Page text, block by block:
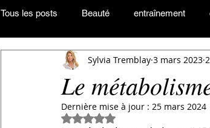
Tous les posts Beauté entraînement
Inspiration Informations Motivation
Le
Sylvia Tremblay 3 mars 2023
Dernière mise à jour : 25 mars 2024
Noté NaN étoiles sur 5.